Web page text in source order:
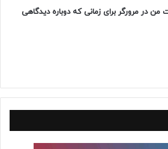
من در مرورگر برای زمانی که دوباره دیدگاهی